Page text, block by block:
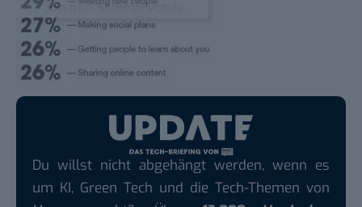
Du willst nicht abgehängt werden, wenn es
um KI, Green Tech und die Tech-Themen von